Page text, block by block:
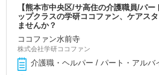
【熊本市中央区/サ高住の介護職員/パ
ップクラスの学研ココファン、ケアス
ませんか？
ココファン水前寺
株式会社学研ココファン
介護職・ヘルパー / パート・アルバ